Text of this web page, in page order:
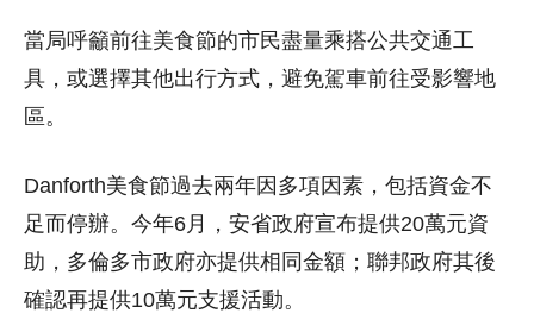
當局呼籲前往美食節的市民盡量乘搭公共交通工
具，或選擇其他出行方式，避免駕車前往受影響地
區。
Danforth美食節過去兩年因多項因素，包括資金不
足而停辦。今年6月，安省政府宣布提供20萬元資
助，多倫多市政府亦提供相同金額；聯邦政府其後
確認再提供10萬元支援活動。